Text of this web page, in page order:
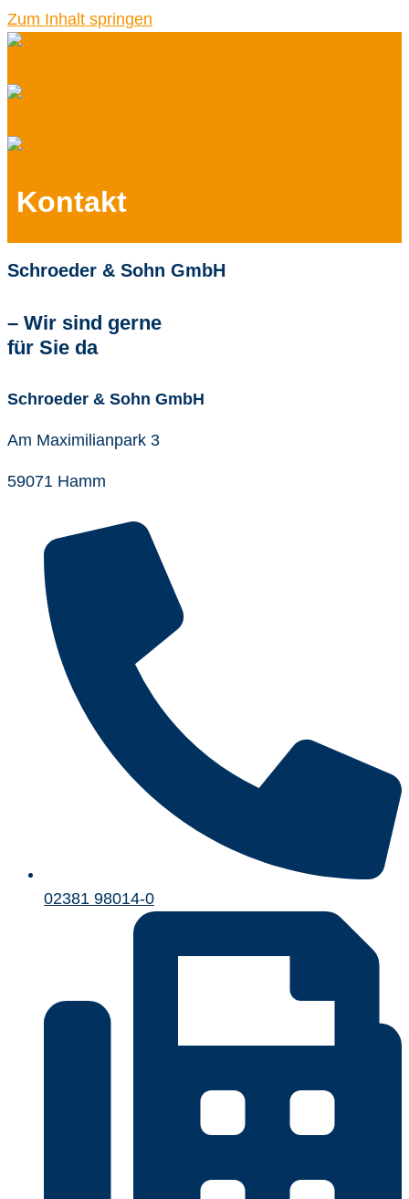
Zum Inhalt springen
Kontakt
Schroeder & Sohn GmbH
– Wir sind gerne
für Sie da
Schroeder & Sohn GmbH
Am Maximilianpark 3
59071 Hamm
02381 98014-0